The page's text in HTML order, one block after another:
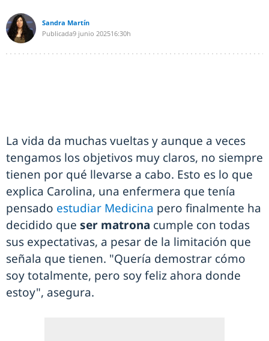
Sandra Martín
Publicada9 junio 202516:30h
La vida da muchas vueltas y aunque a veces
tengamos los objetivos muy claros, no siempre
tienen por qué llevarse a cabo. Esto es lo que
explica Carolina, una enfermera que tenía
pensado estudiar Medicina pero finalmente ha
decidido que ser matrona cumple con todas
sus expectativas, a pesar de la limitación que
señala que tienen. "Quería demostrar cómo
soy totalmente, pero soy feliz ahora donde
estoy", asegura.